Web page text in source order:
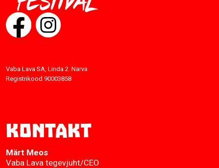
Vaba Lava SA, Linda 2. Narva
Registrikood 90003858
Kontakt
Märt Meos
Vaba Lava tegevjuht/CEO